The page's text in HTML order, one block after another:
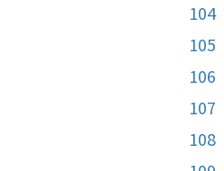
104
105
106
107
108